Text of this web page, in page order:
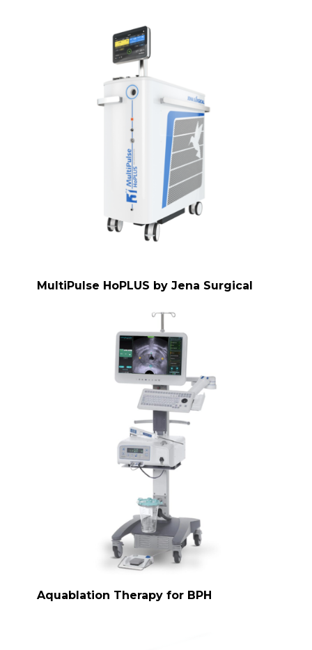
MultiPulse HoPLUS by Jena Surgical
Aquablation Therapy for BPH